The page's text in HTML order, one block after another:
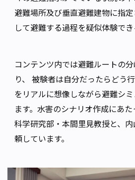
避難場所及び垂直避難建物に指
して避難する過程を疑似体験でき
コンテンツ内では避難ルートの
り、 被験者は自分だったらどう
をリアルに想像しながら避難シ
ます。水害のシナリオ作成にあ
科学研究部・本間里見教授と、
頼しています。